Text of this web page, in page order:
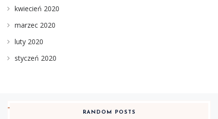
kwiecień 2020
marzec 2020
luty 2020
styczeń 2020
RANDOM POSTS